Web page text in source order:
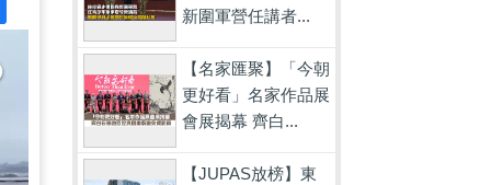
新圍軍營任講者...
【名家匯聚】「今朝
更好看」名家作品展
會展揭幕 齊白...
【JUPAS放榜】東